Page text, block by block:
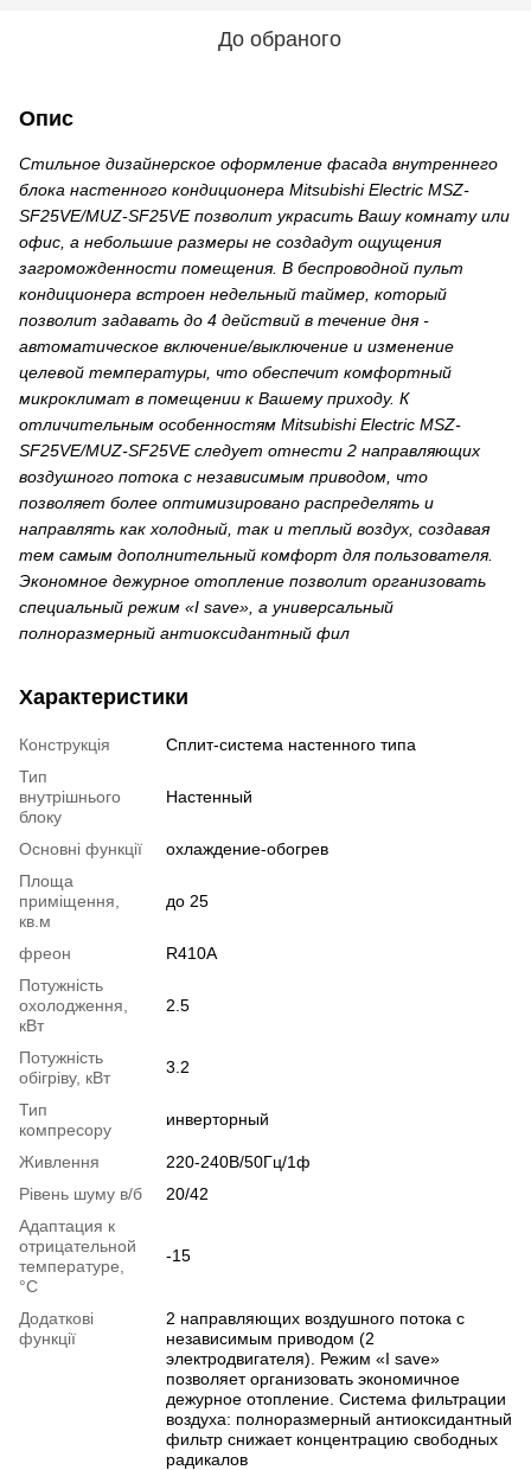
До обраного
Опис
Стильное дизайнерское оформление фасада внутреннего
блока настенного кондиционера Mitsubishi Electric MSZ-
SF25VE/MUZ-SF25VE позволит украсить Вашу комнату или
офис, а небольшие размеры не создадут ощущения
загроможденности помещения. В беспроводной пульт
кондиционера встроен недельный таймер, который
позволит задавать до 4 действий в течение дня -
автоматическое включение/выключение и изменение
целевой температуры, что обеспечит комфортный
микроклимат в помещении к Вашему приходу. К
отличительным особенностям Mitsubishi Electric MSZ-
SF25VE/MUZ-SF25VE следует отнести 2 направляющих
воздушного потока с независимым приводом, что
позволяет более оптимизировано распределять и
направлять как холодный, так и теплый воздух, создавая
тем самым дополнительный комфорт для пользователя.
Экономное дежурное отопление позволит организовать
специальный режим «I save», а универсальный
полноразмерный антиоксидантный фил
Характеристики
Конструкція
Cплит-система настенного типа
Тип
внутрішнього
блоку
Настенный
Основні функції
охлаждение-обогрев
Площа
приміщення,
кв.м
до 25
фреон
R410A
Потужність
охолодження,
кВт
2.5
Потужність
обігріву, кВт
3.2
Тип
компресору
инверторный
Живлення
220-240В/50Гц/1ф
Рівень шуму в/б
20/42
Адаптация к
отрицательной
температуре,
°C
-15
Додаткові
функції
2 направляющих воздушного потока с
независимым приводом (2
электродвигателя). Режим «I save»
позволяет организовать экономичное
дежурное отопление. Система фильтрации
воздуха: полноразмерный антиоксидантный
фильтр снижает концентрацию свободных
радикалов